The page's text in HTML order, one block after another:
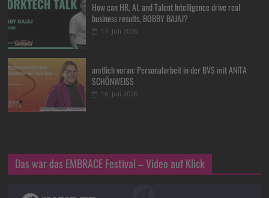
How can HR, AI, and Talent Intelligence drive real
business results, BOBBY BAJAJ?
17. Juli 2026
amtlich voran: Personalarbeit in der BVS mit ANITA
SCHÖNWEISS
16. Juli 2026
Das war das EMBRACE Festival – Video auf Klick